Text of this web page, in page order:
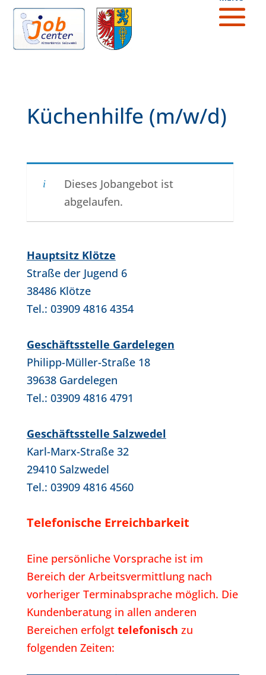
Küchenhilfe (m/w/d)
Dieses Jobangebot ist
abgelaufen.
Hauptsitz Klötze
Straße der Jugend 6
38486 Klötze
Tel.: 03909 4816 4354
Geschäftsstelle Gardelegen
Philipp-Müller-Straße 18
39638 Gardelegen
Tel.: 03909 4816 4791
Geschäftsstelle Salzwedel
Karl-Marx-Straße 32
29410 Salzwedel
Tel.: 03909 4816 4560
Telefonische Erreichbarkeit
Eine persönliche Vorsprache ist im
Bereich der Arbeitsvermittlung nach
vorheriger Terminabsprache möglich. Die
Kundenberatung in allen anderen
Bereichen erfolgt telefonisch zu
folgenden Zeiten: